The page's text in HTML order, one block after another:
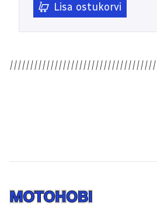
Lisa ostukorvi